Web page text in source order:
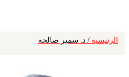
الرئيسية / د. سمير صالحة